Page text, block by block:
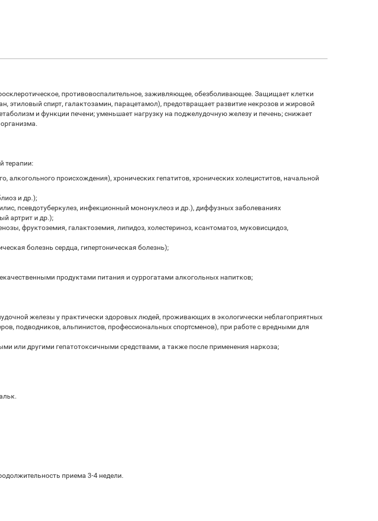
противовоспалительное, заживляющее, обезболивающее. Защищает клетки
этиловый спирт, галактозамин, парацетамол), предотвращает развитие некрозов и жировой
и функции печени; уменьшает нагрузку на поджелудочную железу и печень; снижает
терапии:
алкогольного происхождения), хронических гепатитов, хронических холециститов, начальной
и др.);
псевдотуберкулез, инфекционный мононуклеоз и др.), диффузных заболеваниях
артрит и др.);
фруктоземия, галактоземия, липидоз, холестериноз, ксантоматоз, муковисцидоз,
болезнь сердца, гипертоническая болезнь);
продуктами питания и суррогатами алкогольных напитков;
железы у практически здоровых людей, проживающих в экологически неблагоприятных
подводников, альпинистов, профессиональных спортсменов), при работе с вредными для
или другими гепатотоксичными средствами, а также после применения наркоза;
приема 3-4 недели.